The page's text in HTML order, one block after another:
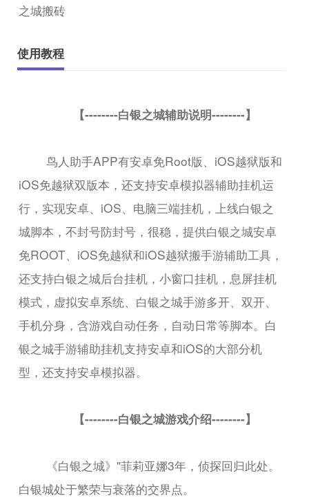
之城搬砖
使用教程
【--------白银之城辅助说明--------】
鸟人助手APP有安卓免Root版、iOS越狱版和
iOS免越狱双版本，还支持安卓模拟器辅助挂机运
行，实现安卓、iOS、电脑三端挂机，上线白银之
城脚本，不封号防封号，很稳，提供白银之城安卓
免ROOT、iOS免越狱和iOS越狱搬手游辅助工具，
还支持白银之城后台挂机，小窗口挂机，息屏挂机
模式，虚拟安卓系统、白银之城手游多开、双开、
手机分身，含游戏自动任务，自动日常等脚本。白
银之城手游辅助挂机支持安卓和iOS的大部分机
型，还支持安卓模拟器。
【--------白银之城游戏介绍--------】
《白银之城》"菲莉亚娜3年，侦探回归此处。
白银城处于繁荣与衰落的交界点。